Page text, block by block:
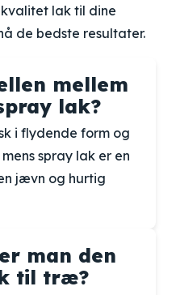
lak til dine
de bedste resultater.
mellem
lak?
i flydende form og
spray lak er en
jævn og hurtig
man den
til træ?